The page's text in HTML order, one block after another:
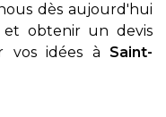
dès aujourd'hui
obtenir un devis
vos idées à Saint-